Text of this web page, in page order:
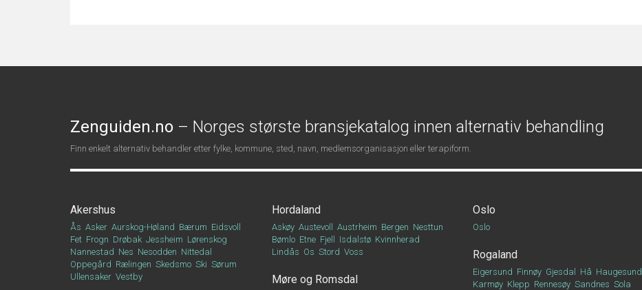
Zenguiden.no – Norges største bransjekatalog innen alternativ behandling
Finn enkelt alternativ behandler etter fylke, kommune, sted, navn, medlemsorganisasjon eller terapiform.
Akershus
Ås Asker Aurskog-Høland Bærum Eidsvoll
Fet Frogn Drøbak Jessheim Lørenskog
Nannestad Nes Nesodden Nittedal
Oppegård Rælingen Skedsmo Ski Sørum
Ullensaker Vestby
Hordaland
Askøy Austevoll Austrheim Bergen Nesttun
Bømlo Etne Fjell Isdalstø Kvinnherad
Lindås Os Stord Voss
Møre og Romsdal
Oslo
Oslo
Rogaland
Eigersund Finnøy Gjesdal Hå Haugesund
Karmøy Klepp Rennesøy Sandnes Sola